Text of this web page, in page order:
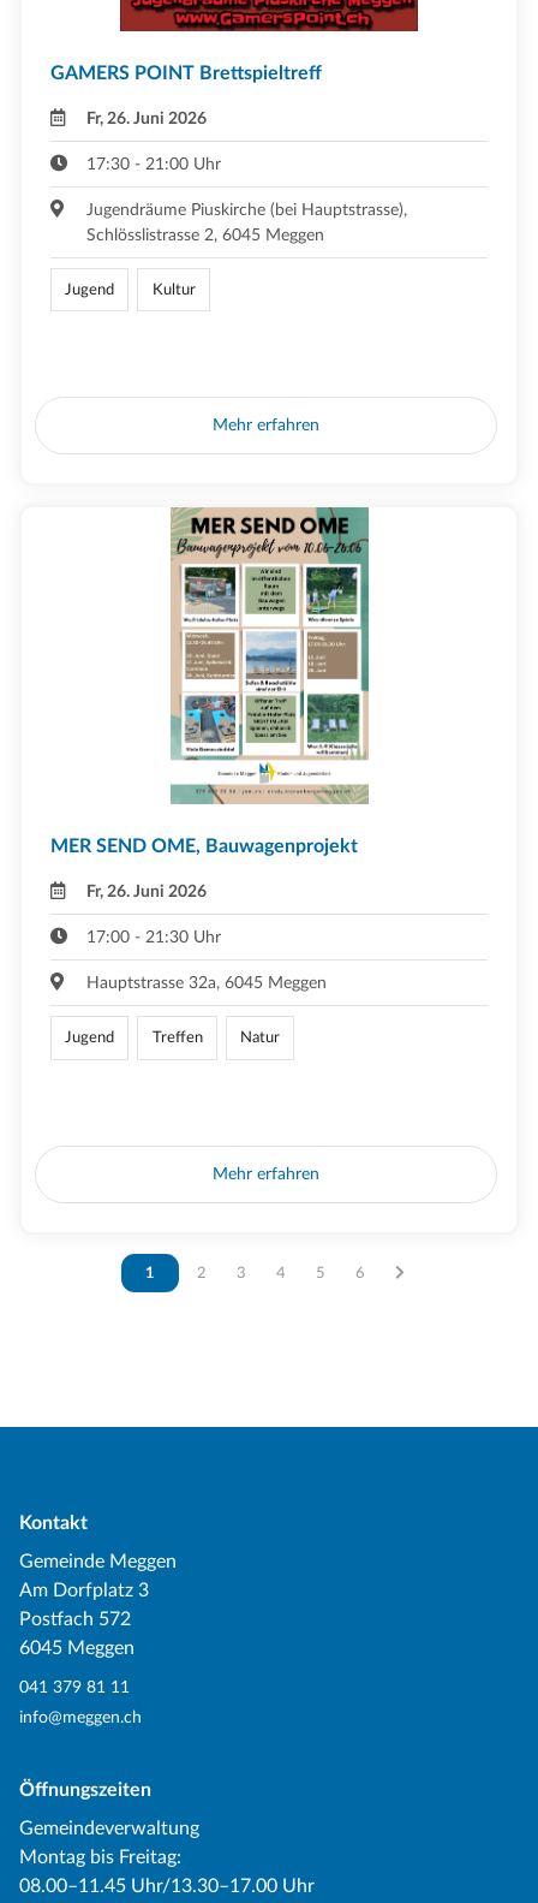
GAMERS POINT Brettspieltreff
Fr, 26. Juni 2026
17:30 - 21:00 Uhr
Jugendräume Piuskirche (bei Hauptstrasse),
Schlösslistrasse 2, 6045 Meggen
Jugend Kultur
Mehr erfahren
MER SEND OME, Bauwagenprojekt
Fr, 26. Juni 2026
17:00 - 21:30 Uhr
Hauptstrasse 32a, 6045 Meggen
Jugend Treffen Natur
Mehr erfahren
Vous êtes sur la page
1 Vous êtes sur la page
2 Vous êtes sur la page
3 Vous êtes sur la page
4 Vous êtes sur la page
5 Vous êtes sur la page
6
Kontakt
Gemeinde Meggen
Am Dorfplatz 3
Postfach 572
6045 Meggen
041 379 81 11
info@meggen.ch
Öffnungszeiten
Gemeindeverwaltung
Montag bis Freitag:
08.00–11.45 Uhr/13.30–17.00 Uhr